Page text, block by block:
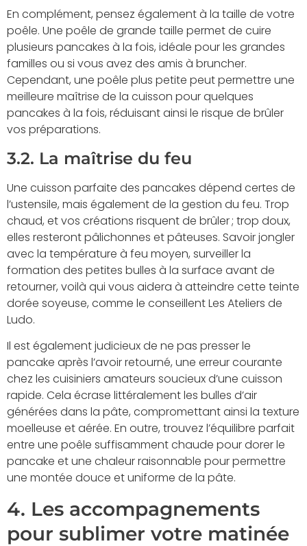
En complément, pensez également à la taille de votre
poêle. Une poêle de grande taille permet de cuire
plusieurs pancakes à la fois, idéale pour les grandes
familles ou si vous avez des amis à bruncher.
Cependant, une poêle plus petite peut permettre une
meilleure maîtrise de la cuisson pour quelques
pancakes à la fois, réduisant ainsi le risque de brûler
vos préparations.
3.2. La maîtrise du feu
Une cuisson parfaite des pancakes dépend certes de
l’ustensile, mais également de la gestion du feu. Trop
chaud, et vos créations risquent de brûler ; trop doux,
elles resteront pâlichonnes et pâteuses. Savoir jongler
avec la température à feu moyen, surveiller la
formation des petites bulles à la surface avant de
retourner, voilà qui vous aidera à atteindre cette teinte
dorée soyeuse, comme le conseillent Les Ateliers de
Ludo.
Il est également judicieux de ne pas presser le
pancake après l’avoir retourné, une erreur courante
chez les cuisiniers amateurs soucieux d’une cuisson
rapide. Cela écrase littéralement les bulles d’air
générées dans la pâte, compromettant ainsi la texture
moelleuse et aérée. En outre, trouvez l’équilibre parfait
entre une poêle suffisamment chaude pour dorer le
pancake et une chaleur raisonnable pour permettre
une montée douce et uniforme de la pâte.
4. Les accompagnements
pour sublimer votre matinée